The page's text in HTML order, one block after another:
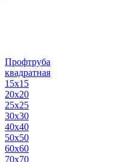
Профтруба
квадратная
15х15
20х20
25х25
30х30
40х40
50х50
60х60
70х70